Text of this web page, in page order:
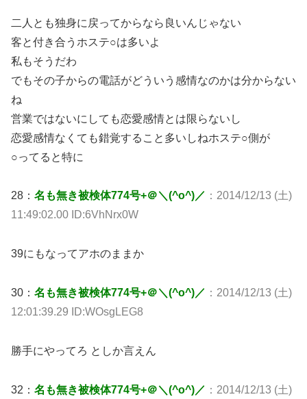
二人とも独身に戻ってからなら良いんじゃない
客と付き合うホステ○は多いよ
私もそうだわ
でもその子からの電話がどういう感情なのかは分からない
ね
営業ではないにしても恋愛感情とは限らないし
恋愛感情なくても錯覚すること多いしねホステ○側が
○ってると特に
28： 名も無き被検体774号+＠＼(^o^)／ ：2014/12/13 (土)
11:49:02.00 ID:6VhNrx0W
39にもなってアホのままか
30： 名も無き被検体774号+＠＼(^o^)／ ：2014/12/13 (土)
12:01:39.29 ID:WOsgLEG8
勝手にやってろ としか言えん
32： 名も無き被検体774号+＠＼(^o^)／ ：2014/12/13 (土)